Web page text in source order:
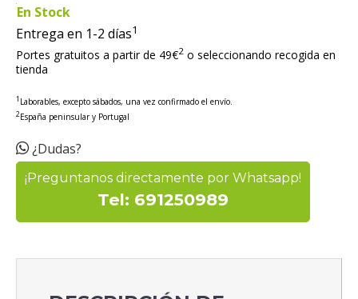
En Stock
Entrega en 1-2 días1
Portes gratuitos a partir de 49€2 o seleccionando recogida en
tienda
1 Laborables, excepto sábados, una vez confirmado el envío.
2España peninsular y Portugal
¿Dudas?
¡Preguntanos directamente por Whatsapp!
Tel: 691250989